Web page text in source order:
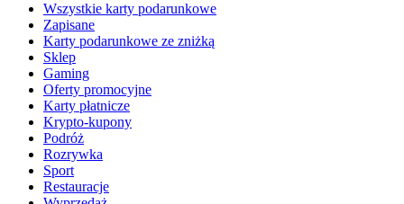
Wszystkie karty podarunkowe
Zapisane
Karty podarunkowe ze zniżką
Sklep
Gaming
Oferty promocyjne
Karty płatnicze
Krypto-kupony
Podróż
Rozrywka
Sport
Restauracje